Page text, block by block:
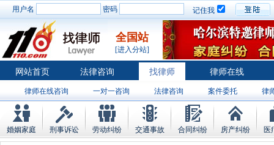
用户名 密码 记住我
全国站
[进入分站]
网站首页 法律咨询 找律师 律师在线
律师在线咨询 一对一咨询 法律咨询 案件委托 律
婚姻家庭 刑事诉讼 劳动纠纷 交通事故 合同纠纷 房产纠纷 医